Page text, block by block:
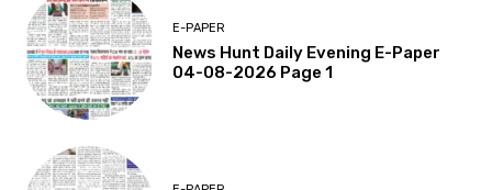
E-PAPER
News Hunt Daily Evening E-Paper
04-08-2026 Page 1